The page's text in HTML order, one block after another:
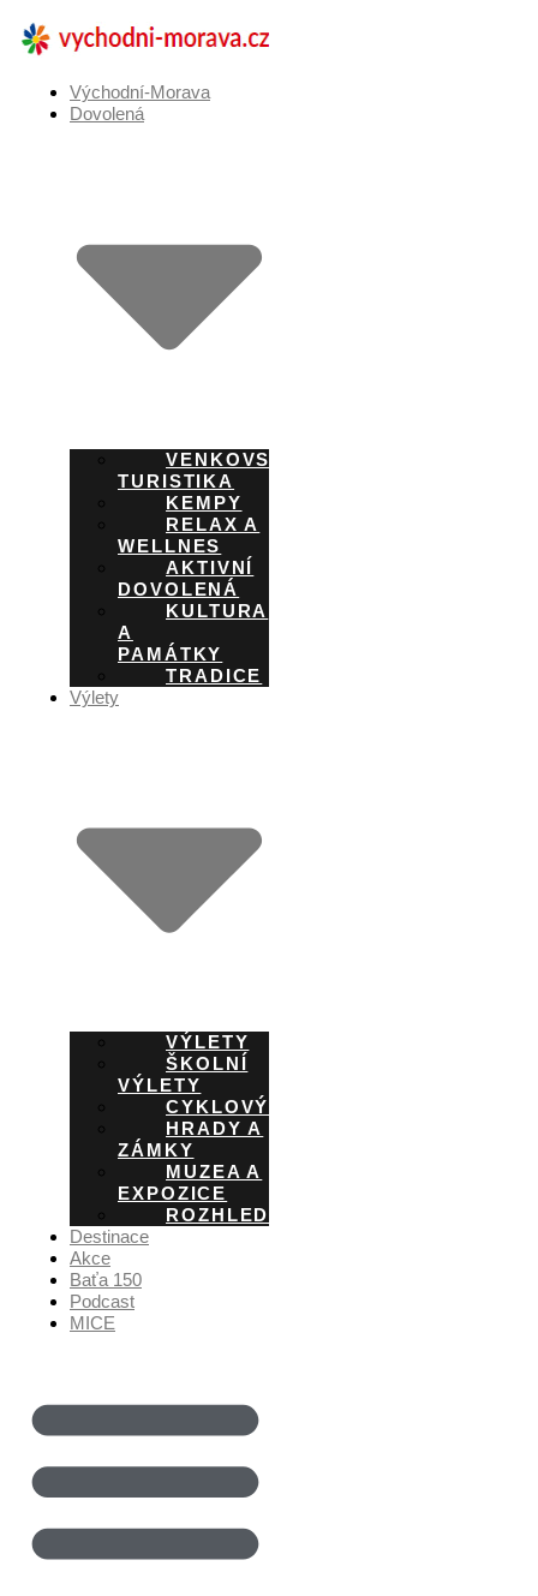
Přejít
obsahu
Východní-Morava
Dovolená
VENKOVSKÁ
TURISTIKA
KEMPY
RELAX A
WELLNES
AKTIVNÍ
DOVOLENÁ
KULTURA
A
PAMÁTKY
TRADICE
Výlety
VÝLETY
ŠKOLNÍ
VÝLETY
CYKLOVÝLETY
HRADY A
ZÁMKY
MUZEA A
EXPOZICE
ROZHLEDNY
Destinace
Akce
Baťa 150
Podcast
MICE